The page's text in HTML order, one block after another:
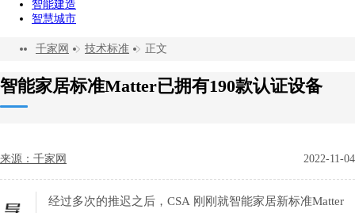
智能建造
智慧城市
千家网 技术标准 正文
智能家居标准Matter已拥有190款认证设备
来源：千家网 2022-11-04
经过多次的推迟之后，CSA 刚刚就智能家居新标准Matter